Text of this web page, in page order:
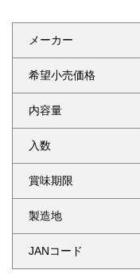
メーカー
希望小売価格
内容量
入数
賞味期限
製造地
JANコード